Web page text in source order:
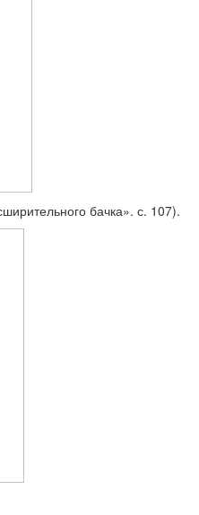
бач­ка». с. 107).